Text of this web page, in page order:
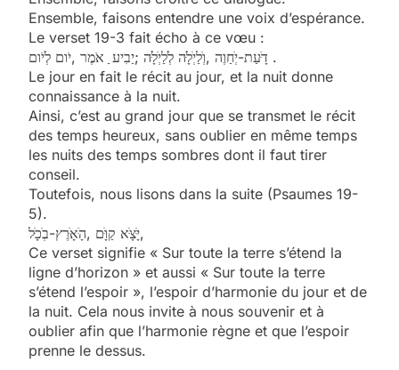
Ensemble, faisons entendre une voix d’espérance.
Le verset 19-3 fait écho à ce vœu :
דָּׁעַת-יְׁחַוֶה ,וְׁלַיְׁלָּׁה לְׁלַיְׁלָּׁה ;יַבִיע ַ אֹמֶר ,יֹום לְׁיֹום .
Le jour en fait le récit au jour, et la nuit donne
connaissance à la nuit.
Ainsi, c’est au grand jour que se transmet le récit
des temps heureux, sans oublier en même temps
les nuits des temps sombres dont il faut tirer
conseil.
Toutefois, nous lisons dans la suite (Psaumes 19-
5).
יָּׁצָּׁא קַוָּׁם ,הָּׁאָּׁרֶץ-בְׁכָּׁל,
Ce verset signifie « Sur toute la terre s’étend la
ligne d’horizon » et aussi « Sur toute la terre
s’étend l’espoir », l’espoir d’harmonie du jour et de
la nuit. Cela nous invite à nous souvenir et à
oublier afin que l’harmonie règne et que l’espoir
prenne le dessus.